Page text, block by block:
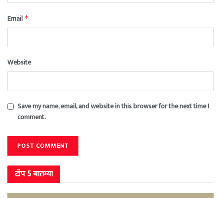
Email *
Website
Save my name, email, and website in this browser for the next time I
comment.
टॉप 5 बातम्या